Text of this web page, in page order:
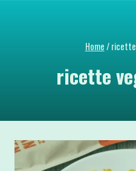
Home/
ricette